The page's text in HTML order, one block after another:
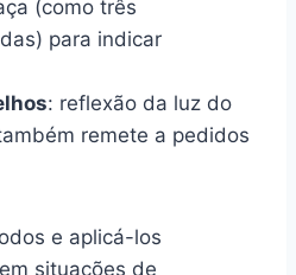
(como três
para indicar
: reflexão da luz do
remete a pedidos
e aplicá-los
situações de